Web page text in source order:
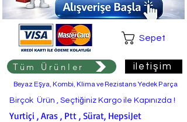
Tüm Ürünler
Beyaz Eşya, Kombi, Klima ve Rezistans Yedek Parça
Sepet
iletişim
Birçok Ürün , Seçtiğiniz Kargo ile Kapınızda !
Yurtiçi , Aras , Ptt , Sürat, HepsiJet